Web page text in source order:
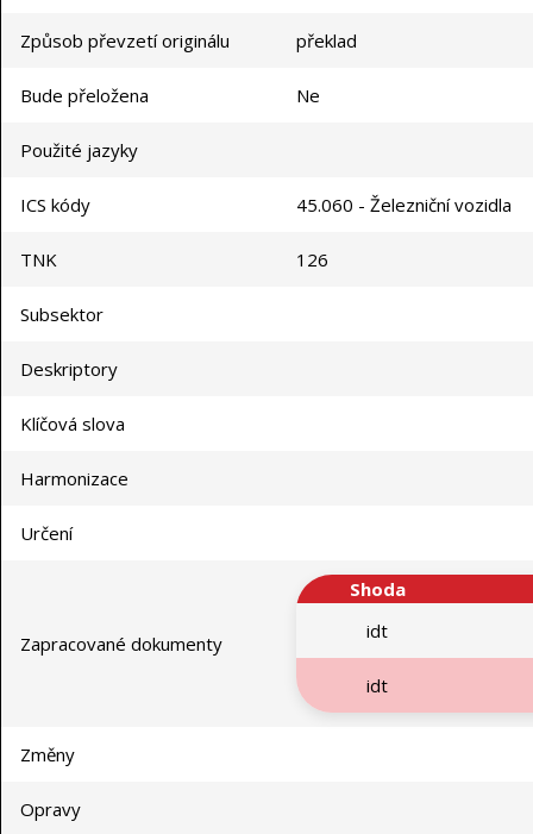
Způsob převzetí originálu překlad
Bude přeložena Ne
Použité jazyky
ICS kódy 45.060 - Železniční vozidla
TNK 126
Subsektor
Deskriptory
Klíčová slova
Harmonizace
Určení
Zapracované dokumenty
Shoda
idt
idt
Změny
Opravy